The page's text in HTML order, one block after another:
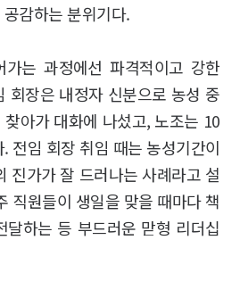
감하는 분위기다.
는 과정에선 파격적이고 강한
회장은 내정자 신분으로 농성 중
아가 대화에 나섰고, 노조는 10
전임 회장 취임 때는 농성기간이
진가가 잘 드러나는 사례라고 설
직원들이 생일을 맞을 때마다 책
달하는 등 부드러운 맏형 리더십